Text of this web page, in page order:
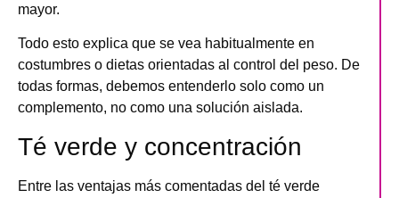
mayor.
Todo esto explica que se vea habitualmente en
costumbres o dietas orientadas al control del peso. De
todas formas, debemos entenderlo solo como un
complemento, no como una solución aislada.
Té verde y concentración
Entre las ventajas más comentadas del té verde